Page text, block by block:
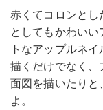
赤くてコロンとし
としてもかわい
トなアップルネ
描くだけでなく
面図を描いたり
よ。